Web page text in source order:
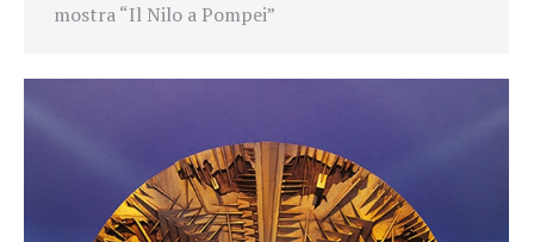
mostra “Il Nilo a Pompei”